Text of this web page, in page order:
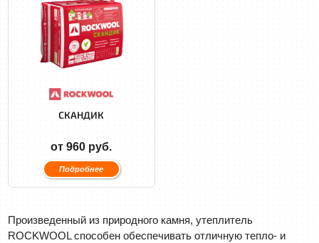
СКАНДИК
от 960 руб.
Подробнее
Произведенный из природного камня, утеплитель
ROCKWOOL способен обеспечивать отличную тепло- и